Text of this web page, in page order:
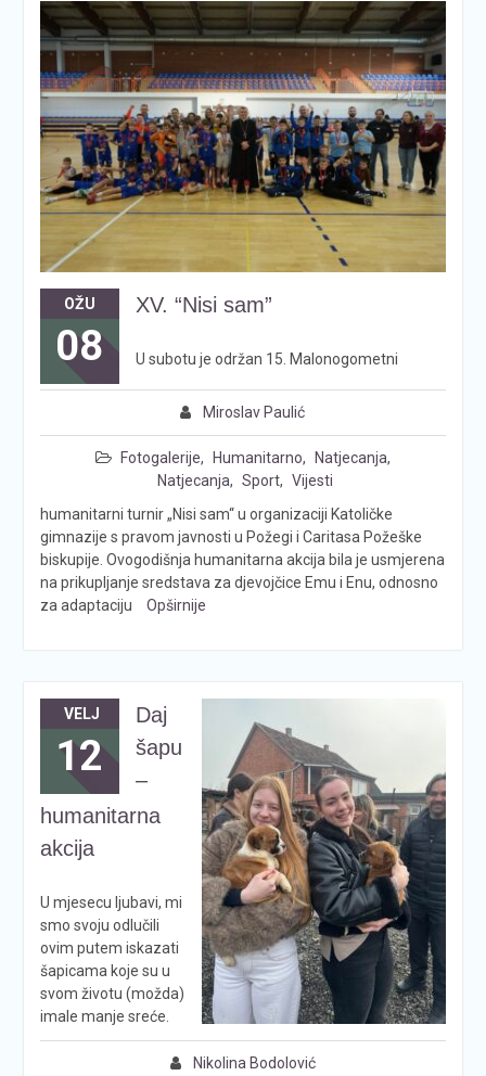
OŽU
08
XV. “Nisi sam”
Miroslav Paulić
Fotogalerije, Humanitarno, Natjecanja,
Natjecanja, Sport, Vijesti
U subotu je održan 15. Malonogometni
humanitarni turnir „Nisi sam“ u organizaciji Katoličke
gimnazije s pravom javnosti u Požegi i Caritasa Požeške
biskupije. Ovogodišnja humanitarna akcija bila je usmjerena
na prikupljanje sredstava za djevojčice Emu i Enu, odnosno
za adaptaciju
Opširnije
VELJ
12
Daj
šapu
–
humanitarna
akcija
Nikolina Bodolović
U mjesecu ljubavi, mi
smo svoju odlučili
ovim putem iskazati
šapicama koje su u
svom životu (možda)
imale manje sreće.